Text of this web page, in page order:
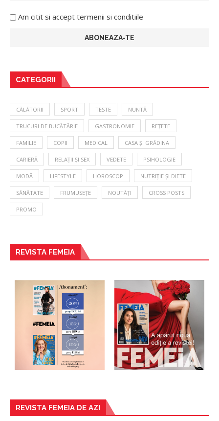
Am citit si accept termenii si conditiile
CATEGORII
CĂLĂTORII SPORT TESTE NUNTĂ
TRUCURI DE BUCĂTĂRIE GASTRONOMIE REȚETE
FAMILIE COPII MEDICAL CASA ȘI GRĂDINA
CARIERĂ RELAȚII ȘI SEX VEDETE PSIHOLOGIE
MODĂ LIFESTYLE HOROSCOP NUTRIȚIE ȘI DIETE
SĂNĂTATE FRUMUSEȚE NOUTĂȚI CROSS POSTS
PROMO
REVISTA FEMEIA
REVISTA FEMEIA DE AZI